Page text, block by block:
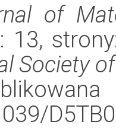
of
13,
Society